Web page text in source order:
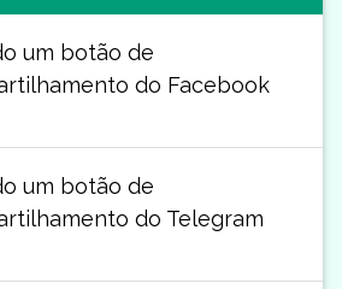
um botão de
do Facebook
um botão de
do Telegram